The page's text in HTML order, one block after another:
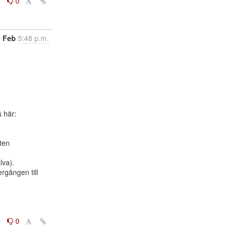
Feb 5:48 p.m.
till
0